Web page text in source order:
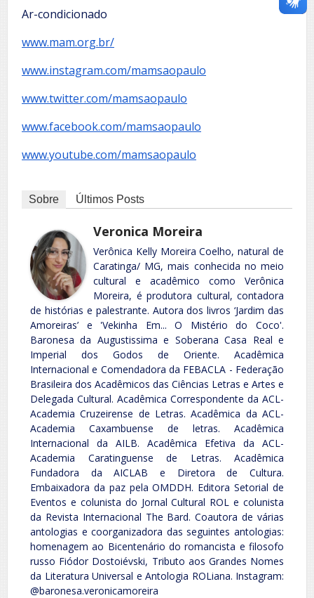
Ar-condicionado
www.mam.org.br/
www.instagram.com/mamsaopaulo
www.twitter.com/mamsaopaulo
www.facebook.com/mamsaopaulo
www.youtube.com/mamsaopaulo
Sobre Últimos Posts
Veronica Moreira
Verônica Kelly Moreira Coelho, natural de
Caratinga/ MG, mais conhecida no meio
cultural e acadêmico como Verônica
Moreira, é produtora cultural, contadora
de histórias e palestrante. Autora dos livros ‘Jardim das
Amoreiras’ e 'Vekinha Em... O Mistério do Coco'.
Baronesa da Augustissima e Soberana Casa Real e
Imperial dos Godos de Oriente. Acadêmica
Internacional e Comendadora da FEBACLA - Federação
Brasileira dos Acadêmicos das Ciências Letras e Artes e
Delegada Cultural. Acadêmica Correspondente da ACL-
Academia Cruzeirense de Letras. Acadêmica da ACL-
Academia Caxambuense de letras. Acadêmica
Internacional da AILB. Acadêmica Efetiva da ACL-
Academia Caratinguense de Letras. Acadêmica
Fundadora da AICLAB e Diretora de Cultura.
Embaixadora da paz pela OMDDH. Editora Setorial de
Eventos e colunista do Jornal Cultural ROL e colunista
da Revista Internacional The Bard. Coautora de várias
antologias e coorganizadora das seguintes antologias:
homenagem ao Bicentenário do romancista e filosofo
russo Fiódor Dostoiévski, Tributo aos Grandes Nomes
da Literatura Universal e Antologia ROLiana. Instagram:
@baronesa.veronicamoreira